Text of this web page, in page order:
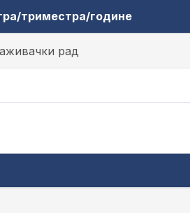
триместра/године
рад